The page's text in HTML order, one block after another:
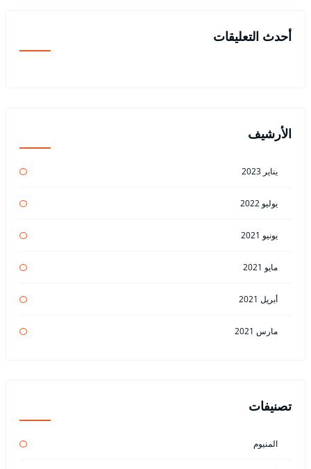
أحدث التعليقات
الأرشيف
يناير 2023
يوليو 2022
يونيو 2021
مايو 2021
أبريل 2021
مارس 2021
تصنيفات
المنيوم